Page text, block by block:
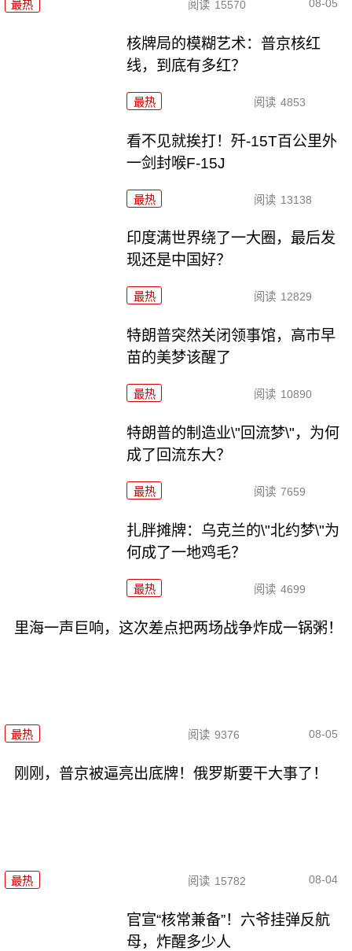
最热 阅读 15570 08-05
核牌局的模糊艺术：普京核红
线，到底有多红？
最热 阅读 4853
看不见就挨打！歼-15T百公里外
一剑封喉F-15J
最热 阅读 13138
印度满世界绕了一大圈，最后发
现还是中国好？
最热 阅读 12829
特朗普突然关闭领事馆，高市早
苗的美梦该醒了
最热 阅读 10890
特朗普的制造业\"回流梦\"，为何
成了回流东大？
最热 阅读 7659
扎胖摊牌：乌克兰的\"北约梦\"为
何成了一地鸡毛？
最热 阅读 4699
里海一声巨响，这次差点把两场战争炸成一锅粥！
最热 阅读 9376 08-05
刚刚，普京被逼亮出底牌！俄罗斯要干大事了！
最热 阅读 15782 08-04
官宣“核常兼备”！六爷挂弹反航
母，炸醒多少人